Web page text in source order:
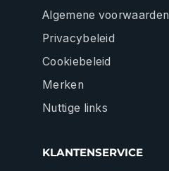
Algemene voorwaarden
Privacybeleid
Cookiebeleid
Merken
Nuttige links
KLANTENSERVICE